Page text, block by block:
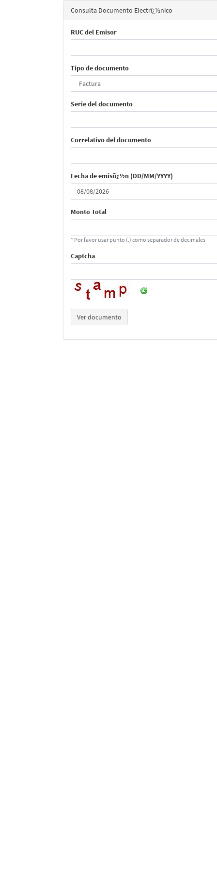
Consulta Documento Electrï¿½nico
RUC del Emisor
Tipo de documento
Serie del documento
Correlativo del documento
Fecha de emisiï¿½n (DD/MM/YYYY)
Monto Total
* Por favor usar punto (.) como separador de decimales
Captcha
Ver documento